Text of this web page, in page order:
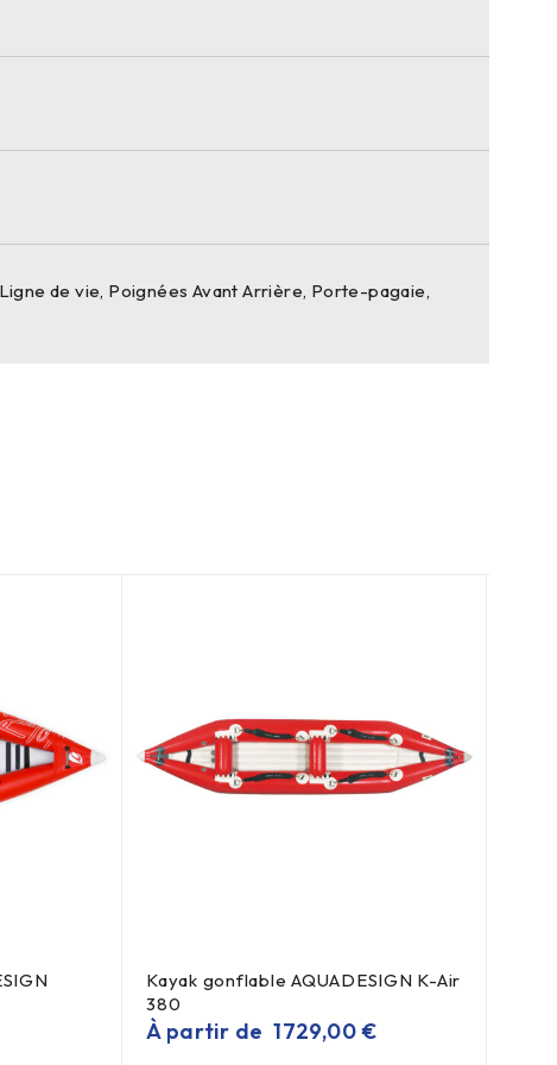
de vie, Poignées Avant Arrière, Porte-pagaie,
Kayak gonflable AQUADESIGN K-Air
380
À partir de1729,00€